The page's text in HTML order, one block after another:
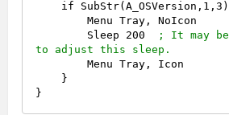
        Menu Tray, NoIcon
        Sleep 200
; It may
to adjust this sleep.
        Menu Tray, Icon